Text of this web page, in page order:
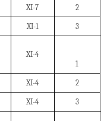
XI-7 2
XI-1 3
XI-4
1
XI-4 2
XI-4 3